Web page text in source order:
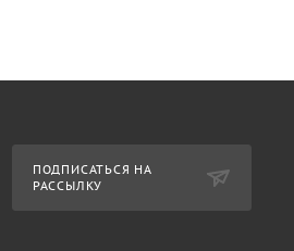
ПОДПИСАТЬСЯ НА
РАССЫЛКУ